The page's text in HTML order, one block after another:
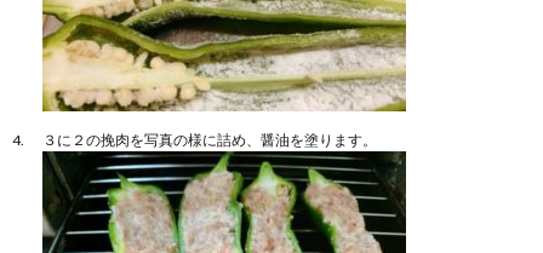
３に２の挽肉を写真の様に詰め、醤油を塗ります。